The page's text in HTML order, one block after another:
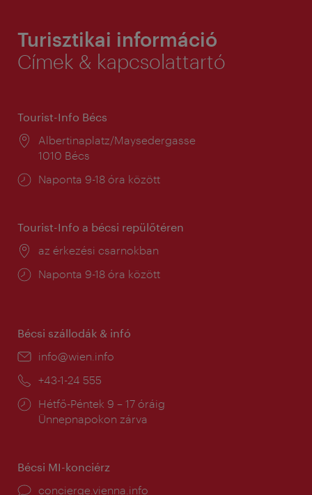
Turisztikai információ
Címek & kapcsolattartó
Tourist-Info Bécs
Helyszín:
Albertinaplatz/Maysedergasse
1010 Bécs
Nyitva
Naponta 9-18 óra között
Tourist-Info a bécsi repülőtéren
Helyszín:
az érkezési csarnokban
Nyitva
Naponta 9-18 óra között
Bécsi szállodák & infó
E-
info@wien.info
Telefon:
+43-1-24 555
Nyitva
tartás:
Hétfő-Péntek 9 – 17 óráig
Ünnepnapokon zárva
Bécsi MI-konciérz
concierge.vienna.info